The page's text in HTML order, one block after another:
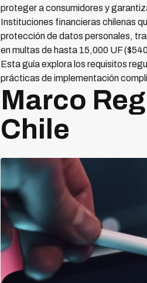
proteger a consumidores y
Instituciones financieras chilenas
protección de datos personales,
en multas de hasta 15,000 UF
Esta guía explora los requisitos
prácticas de implementación
Marco
Chile